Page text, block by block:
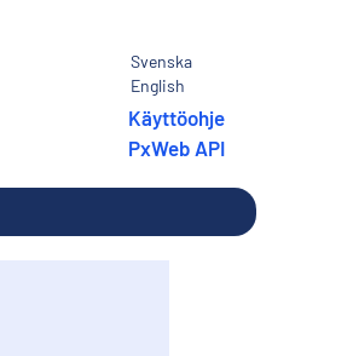
Svenska
English
Käyttöohje
PxWeb API